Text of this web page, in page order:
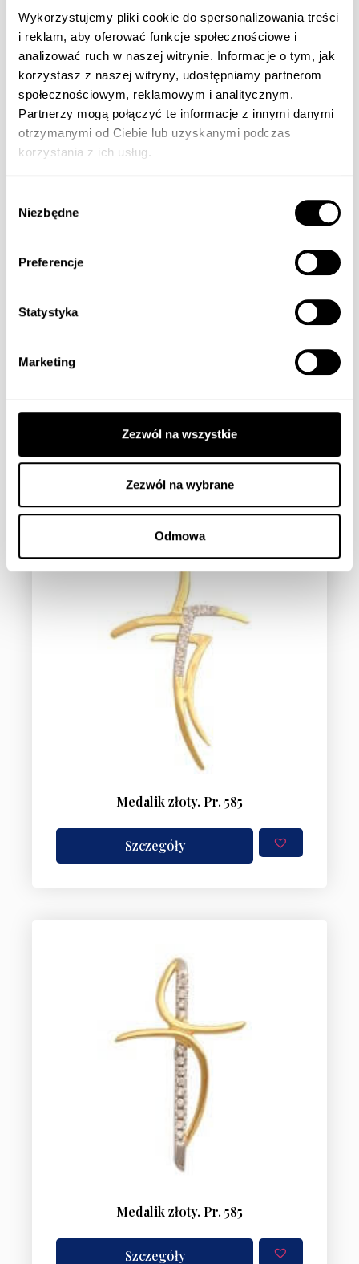
Wykorzystujemy pliki cookie do spersonalizowania treści
i reklam, aby oferować funkcje społecznościowe i
analizować ruch w naszej witrynie. Informacje o tym, jak
korzystasz z naszej witryny, udostępniamy partnerom
społecznościowym, reklamowym i analitycznym.
Partnerzy mogą połączyć te informacje z innymi danymi
otrzymanymi od Ciebie lub uzyskanymi podczas
korzystania z ich usług.
zgody
Niezbędne
Preferencje
Statystyka
Marketing
Zezwól na wszystkie
Zezwól na wybrane
Odmowa
Szczegóły
Szczegóły
Medalik złoty. Pr. 585
Szczegóły
Medalik złoty. Pr. 585
Szczegóły